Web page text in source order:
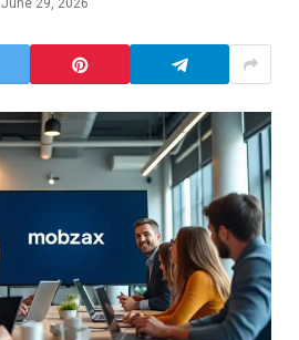
June 29, 2026